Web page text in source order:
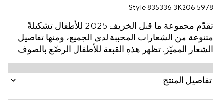
Style ‎835336 3K206 5978
تقدّم مجموعة ما قبل الخريف 2025 للأطفال تشكيلةً
متنوعة من الشعارات المحببة لدى الجميع، ومنها تفاصيل
الشعار المميّز. تظهر هذه القبعة للأطفال الرضّع بالصوف
بنقش GG مع تقليم مضلّع بلون موحّد.
تفاصيل المنتج